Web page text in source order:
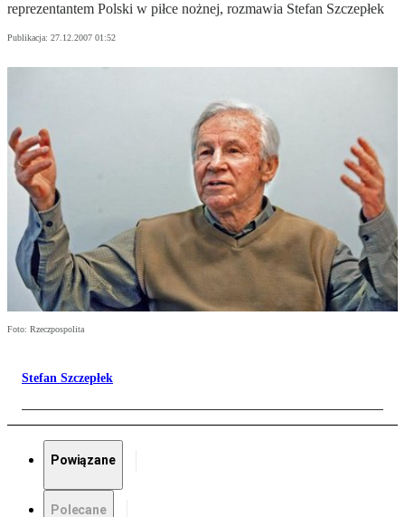
reprezentantem Polski w piłce nożnej, rozmawia Stefan Szczepłek
Publikacja: 27.12.2007 01:52
Foto: Rzeczpospolita
Stefan Szczepłek
Powiązane
Polecane